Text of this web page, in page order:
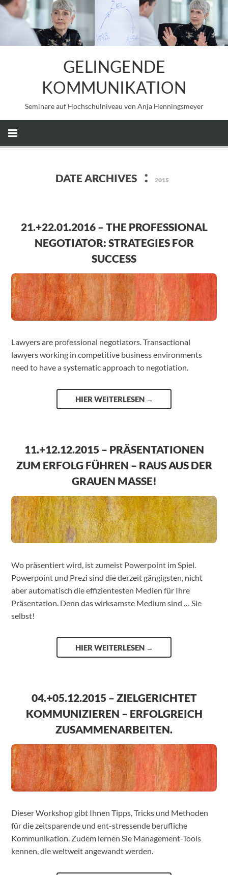
GELINGENDE
KOMMUNIKATION
Seminare auf Hochschulniveau von Anja Henningsmeyer
DATE ARCHIVES : 2015
21.+22.01.2016 – THE PROFESSIONAL
NEGOTIATOR: STRATEGIES FOR
SUCCESS
Lawyers are professional negotiators. Transactional
lawyers working in competitive business environments
need to have a systematic approach to negotiation.
HIER WEITERLESEN →
11.+12.12.2015 – PRÄSENTATIONEN
ZUM ERFOLG FÜHREN – RAUS AUS DER
GRAUEN MASSE!
Wo präsentiert wird, ist zumeist Powerpoint im Spiel.
Powerpoint und Prezi sind die derzeit gängigsten, nicht
aber automatisch die effizientesten Medien für Ihre
Präsentation. Denn das wirksamste Medium sind … Sie
selbst!
HIER WEITERLESEN →
04.+05.12.2015 – ZIELGERICHTET
KOMMUNIZIEREN – ERFOLGREICH
ZUSAMMENARBEITEN.
Dieser Workshop gibt Ihnen Tipps, Tricks und Methoden
für die zeitsparende und ent-stressende berufliche
Kommunikation. Zudem lernen Sie Management-Tools
kennen, die weltweit angewandt werden.